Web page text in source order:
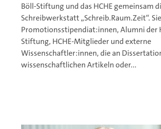
Böll-Stiftung und das HCHE gemeinsam
Schreibwerkstatt „Schreib.Raum.Zeit“.
Promotionsstipendiat:innen, Alumni der
Stiftung, HCHE-Mitglieder und externe
Wissenschaftler:innen, die an
wissenschaftlichen Artikeln oder...